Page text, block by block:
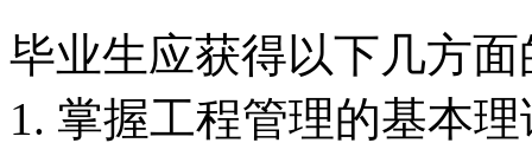
毕业生应获得以下几方
1. 掌握工程管理的基本